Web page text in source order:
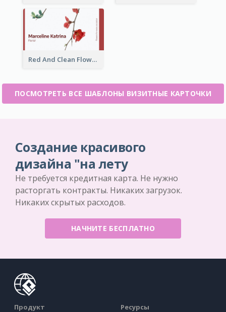
Red And Clean Flower Florist Business Card
ПОСМОТРЕТЬ ВСЕ ШАБЛОНЫ ВИЗИТНЫЕ КАРТОЧКИ
Создание красивого
дизайна "на лету
Не требуется кредитная карта. Не нужно
расторгать контракты. Никаких загрузок.
Никаких скрытых расходов.
НАЧНИТЕ БЕСПЛАТНО
Продукт Ресурсы